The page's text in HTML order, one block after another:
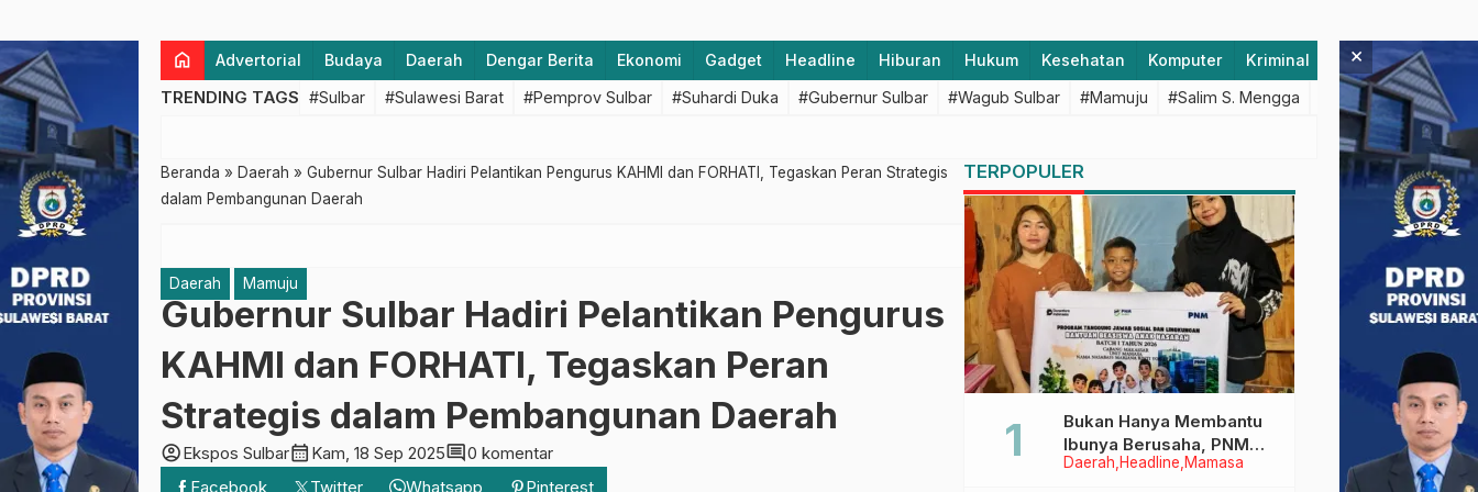
home Advertorial Budaya Daerah Dengar Berita Ekonomi Gadget Headline Hiburan Hukum Kesehatan Komputer Kriminal Lifestyle
TRENDING TAGS #Sulbar #Sulawesi Barat #Pemprov Sulbar #Suhardi Duka #Gubernur Sulbar #Wagub Sulbar #Mamuju #Salim S. Mengga #featured #Polda
Beranda » Daerah » Gubernur Sulbar Hadiri Pelantikan Pengurus KAHMI dan FORHATI, Tegaskan Peran Strategis
dalam Pembangunan Daerah
Daerah Mamuju
Gubernur Sulbar Hadiri Pelantikan Pengurus
KAHMI dan FORHATI, Tegaskan Peran
Strategis dalam Pembangunan Daerah
account_circleEkspos Sulbarcalendar_month Kam, 18 Sep 2025comment0 komentar
Facebook
Twitter Whatsapp Pinterest
TERPOPULER
Daerah Headline Mamasa
Bukan Hanya Membantu
Ibunya Berusaha, PNM
Juga Menjaga Mimpi
×